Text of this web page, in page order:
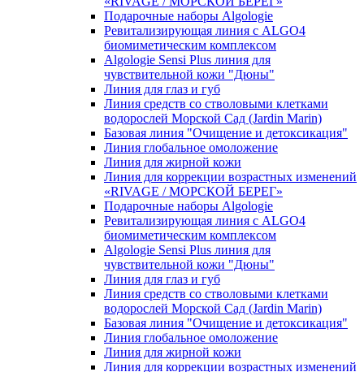
Подарочные наборы Algologie
Ревитализирующая линия с ALGO4
биомиметическим комплексом
Algologie Sensi Plus линия для
чувcтвительной кожи "Дюны"
Линия для глаз и губ
Линия средств со стволовыми клетками
водорослей Морской Сад (Jardin Marin)
Базовая линия "Очищение и детоксикация"
Линия глобальное омоложение
Линия для жирной кожи
Линия для коррекции возрастных изменений
«RIVAGE / МОРСКОЙ БЕРЕГ»
Подарочные наборы Algologie
Ревитализирующая линия с ALGO4
биомиметическим комплексом
Algologie Sensi Plus линия для
чувcтвительной кожи "Дюны"
Линия для глаз и губ
Линия средств со стволовыми клетками
водорослей Морской Сад (Jardin Marin)
Базовая линия "Очищение и детоксикация"
Линия глобальное омоложение
Линия для жирной кожи
Линия для коррекции возрастных изменений